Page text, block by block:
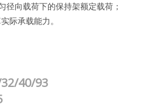
径向载荷下的保持架额定载荷；
际承载能力。
40/93